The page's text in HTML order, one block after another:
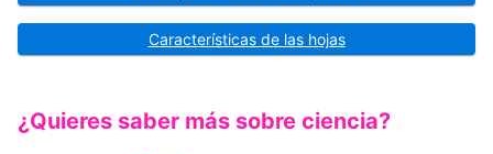
Características de las hojas
¿Quieres saber más sobre ciencia?